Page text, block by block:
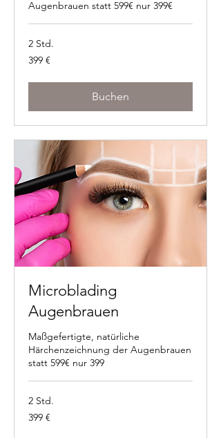
Augenbrauen statt 599€ nur 399€
2 Std.
399
Euro
399 €
Buchen
Microblading
Augenbrauen
Maßgefertigte, natürliche
Härchenzeichnung der Augenbrauen
statt 599€ nur 399
2 Std.
399
Euro
399 €